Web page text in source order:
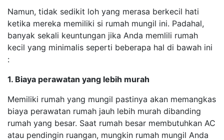
Namun, tidak sedikit loh yang merasa berkecil hati
ketika mereka memiliki si rumah mungil ini. Padahal,
banyak sekali keuntungan jika Anda memlili rumah
kecil yang minimalis seperti beberapa hal di bawah ini
:
1. Biaya perawatan yang lebih murah
Memiliki rumah yang mungil pastinya akan memangkas
biaya perawatan rumah jauh lebih murah dibanding
rumah yang besar. Saat rumah besar membutuhkan AC
atau pendingin ruangan, mungkin rumah mungil Anda